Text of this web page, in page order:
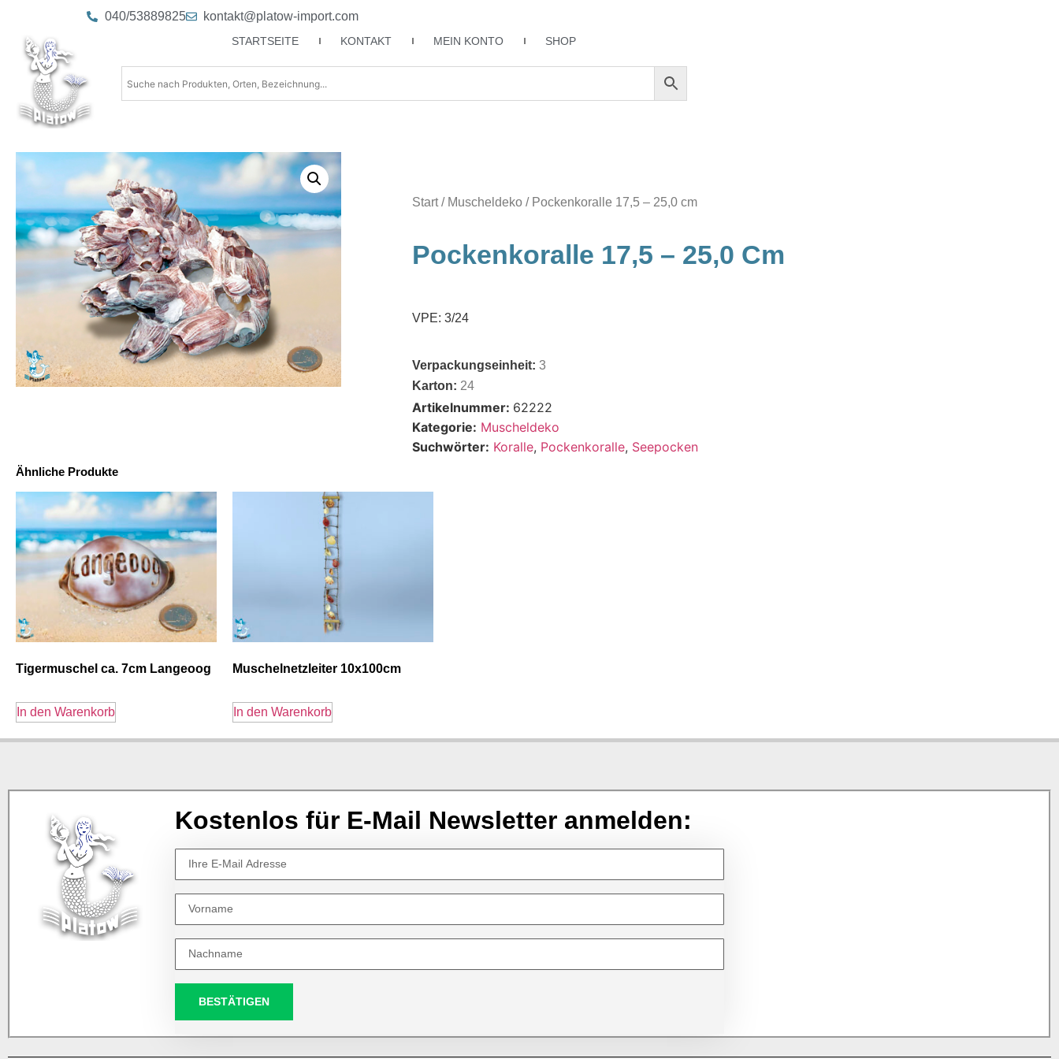
040/53889825 kontakt@platow-import.com
STARTSEITE KONTAKT MEIN KONTO SHOP
Start/ Muscheldeko / Pockenkoralle 17,5 – 25,0 cm
Pockenkoralle 17,5 – 25,0 Cm
VPE: 3/24
Verpackungseinheit:3
Karton: 24
Artikelnummer: 62222
Kategorie: Muscheldeko
Suchwörter: Koralle, Pockenkoralle, Seepocken
Ähnliche Produkte
Tigermuschel ca. 7cm Langeoog
In den Warenkorb
Muschelnetzleiter 10x100cm
In den Warenkorb
Kostenlos für E-Mail Newsletter anmelden:
BESTÄTIGEN